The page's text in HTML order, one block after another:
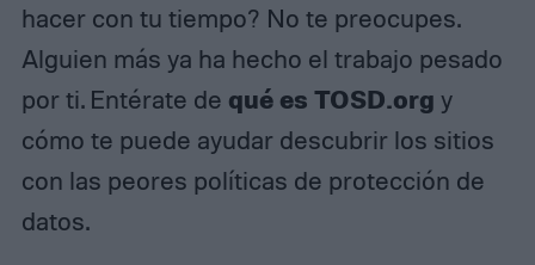
hacer con tu tiempo? No te preocupes.
Alguien más ya ha hecho el trabajo pesado
por ti. Entérate de qué es TOSD.org y
cómo te puede ayudar descubrir los sitios
con las peores políticas de protección de
datos.